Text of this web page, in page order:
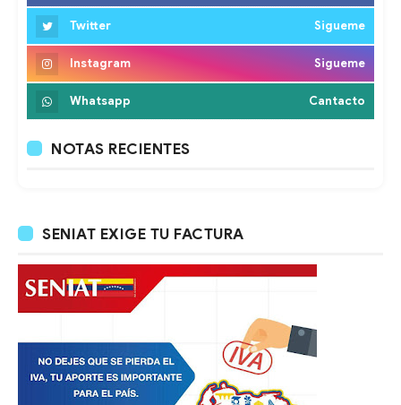
Twitter Sigueme
Instagram Sigueme
Whatsapp Cantacto
NOTAS RECIENTES
SENIAT EXIGE TU FACTURA